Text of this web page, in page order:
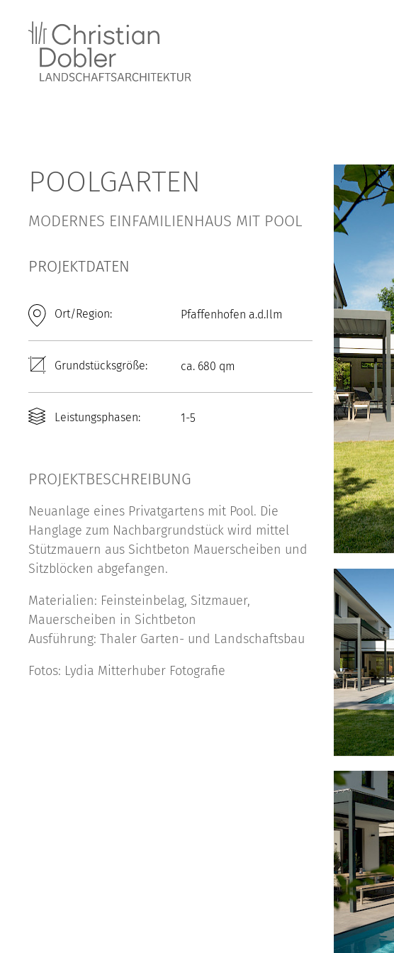
POOLGARTEN
MODERNES EINFAMILIENHAUS MIT POOL
PROJEKTDATEN
Ort/Region: Pfaffenhofen a.d.Ilm
Grundstücksgröße: ca. 680 qm
Leistungsphasen: 1-5
PROJEKTBESCHREIBUNG
Neuanlage eines Privatgartens mit Pool. Die
Hanglage zum Nachbargrundstück wird mittel
Stützmauern aus Sichtbeton Mauerscheiben und
Sitzblöcken abgefangen.
Materialien: Feinsteinbelag, Sitzmauer,
Mauerscheiben in Sichtbeton
Ausführung: Thaler Garten- und Landschaftsbau
Fotos: Lydia Mitterhuber Fotografie